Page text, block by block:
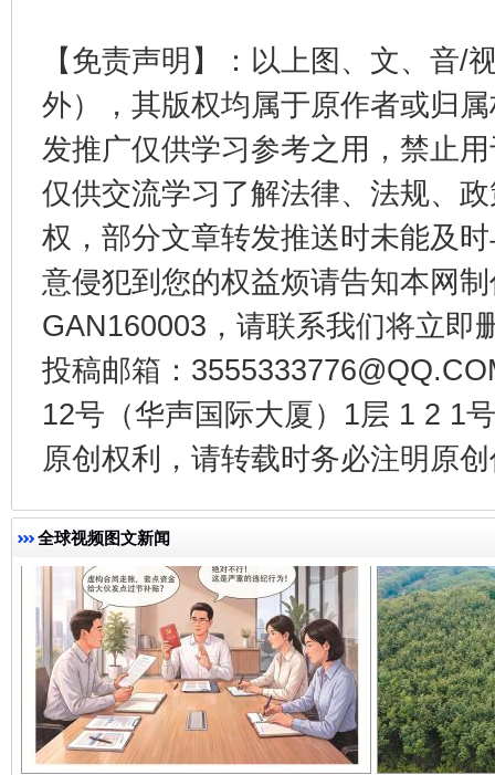
【免责声明】：以上图、文、音/
外），其版权均属于原作者或归
发推广仅供学习参考之用，禁止
仅供交流学习了解法律、法规、
权，部分文章转发推送时未能及
意侵犯到您的权益烦请告知本网
GAN160003，请联系我们将立即
投稿邮箱：
12号（华声国际大厦）1层 1 2 1
原创权利，请转载时务必注明原
全球视频图文新闻
东山县通报“牛蛙产品抗生素超标问题” 法
千年窑火 生生不息 一
揭开“小金库”的免责幌子